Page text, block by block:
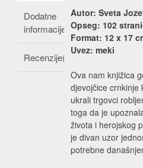
Dodatne
informacije
Recenzije(0)
Autor: Sveta
Opseg: 102
Format: 12 x 17
Uvez: meki
Ova nam knjižica
djevojčice crnkinje
ukrali trgovci
toga da je
života i herojskog
je divan uzor
potrebne